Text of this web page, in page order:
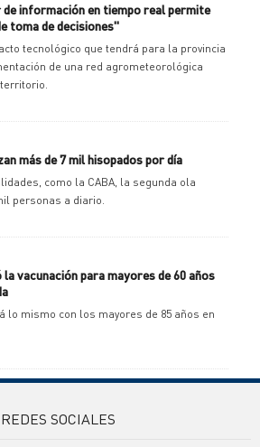
información en tiempo real permite
toma de decisiones"
tecnológico que tendrá para la provincia
de una red agrometeorológica
más de 7 mil hisopados por día
como la CABA, la segunda ola
personas a diario.
vacunación para mayores de 60 años
lo mismo con los mayores de 85 años en
REDES SOCIALES